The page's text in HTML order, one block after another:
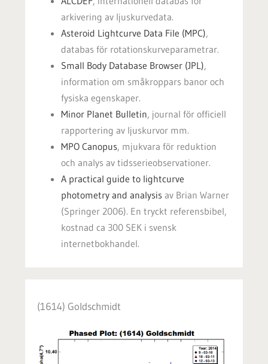
arkivering av ljuskurvedata.
Asteroid Lightcurve Data File (MPC),
databas för rotationskurveparametrar.
Small Body Database Browser (JPL),
information om småkroppars banor och
fysiska egenskaper.
Minor Planet Bulletin, journal för officiell
rapportering av ljuskurvor mm.
MPO Canopus, mjukvara för reduktion
och analys av tidsserieobservationer.
A practical guide to lightcurve
photometry and analysis av Brian Warner
(Springer 2006). En tryckt referensbibel,
kostnad ca 300 SEK i svensk
internetbokhandel.
(1614) Goldschmidt